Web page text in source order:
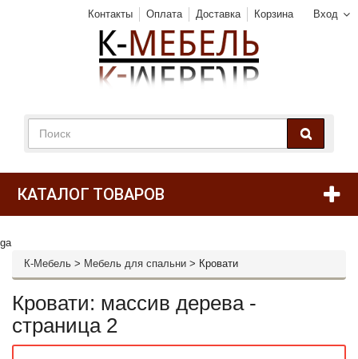
Вход
Контакты Оплата Доставка Корзина
КАТАЛОГ ТОВАРОВ
ga
К-Мебель > Мебель для спальни > Кровати
Кровати: массив дерева -
страница 2